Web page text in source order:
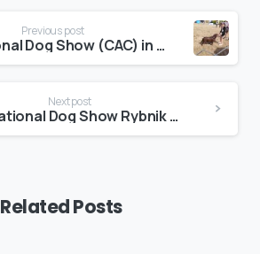
Previous post
XLII National Dog Show (CAC) in Chojnice (Poland ) 28.07.2019
Next post
International Dog Show Rybnik (CACIB) 1.09.2019
Related Posts